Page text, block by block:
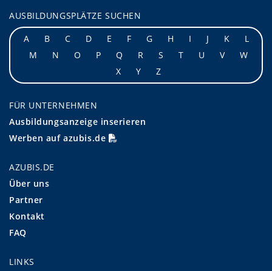
AUSBILDUNGSPLÄTZE SUCHEN
A
B C D E F G H I J K
L
M
N O P Q R S T U V
W
X
Y Z
FÜR UNTERNEHMEN
Ausbildungsanzeige inserieren
Werben auf azubis.de
AZUBIS.DE
Über uns
Partner
Kontakt
FAQ
LINKS